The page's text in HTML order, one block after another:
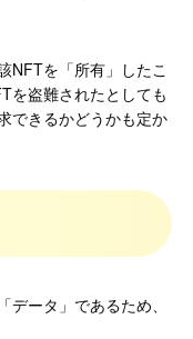
NFTを「所有」したこ
を盗難されたとしても
できるかどうかも定か
ータ」であるため、